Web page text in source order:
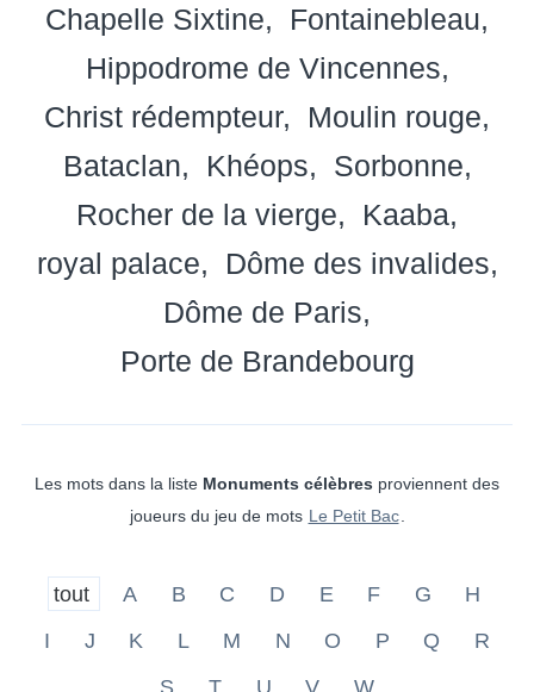
Chapelle Sixtine
Fontainebleau
Hippodrome de Vincennes
Christ rédempteur
Moulin rouge
Bataclan
Khéops
Sorbonne
Rocher de la vierge
Kaaba
royal palace
Dôme des invalides
Dôme de Paris
Porte de Brandebourg
Les mots dans la liste Monuments célèbres proviennent des
joueurs du jeu de mots Le Petit Bac
tout A B C D E F G
H
I
J K L M N O P Q
R
S
T U V W